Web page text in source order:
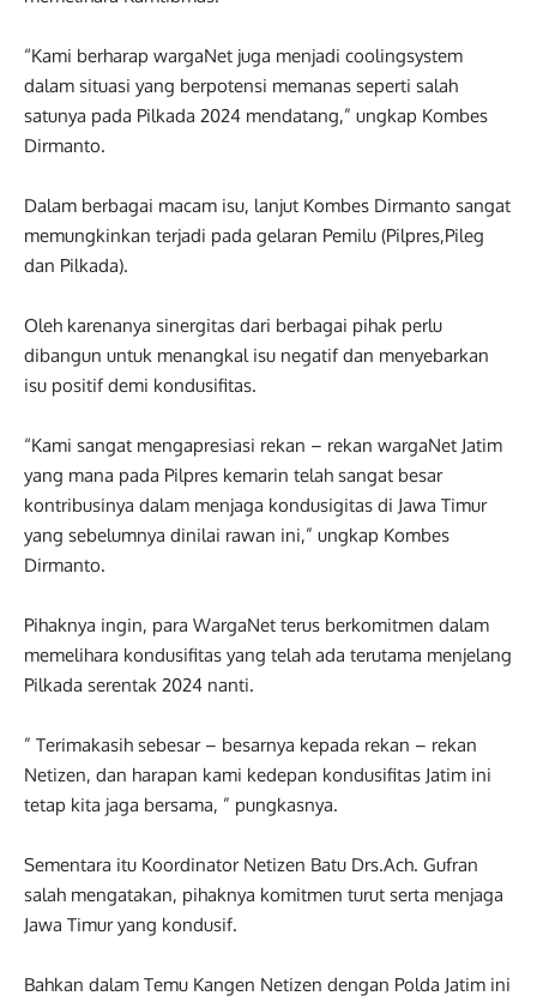
“Kami berharap wargaNet juga menjadi coolingsystem
dalam situasi yang berpotensi memanas seperti salah
satunya pada Pilkada 2024 mendatang,” ungkap Kombes
Dirmanto.
Dalam berbagai macam isu, lanjut Kombes Dirmanto sangat
memungkinkan terjadi pada gelaran Pemilu (Pilpres,Pileg
dan Pilkada).
Oleh karenanya sinergitas dari berbagai pihak perlu
dibangun untuk menangkal isu negatif dan menyebarkan
isu positif demi kondusifitas.
“Kami sangat mengapresiasi rekan – rekan wargaNet Jatim
yang mana pada Pilpres kemarin telah sangat besar
kontribusinya dalam menjaga kondusigitas di Jawa Timur
yang sebelumnya dinilai rawan ini,” ungkap Kombes
Dirmanto.
Pihaknya ingin, para WargaNet terus berkomitmen dalam
memelihara kondusifitas yang telah ada terutama menjelang
Pilkada serentak 2024 nanti.
” Terimakasih sebesar – besarnya kepada rekan – rekan
Netizen, dan harapan kami kedepan kondusifitas Jatim ini
tetap kita jaga bersama, ” pungkasnya.
Sementara itu Koordinator Netizen Batu Drs.Ach. Gufran
salah mengatakan, pihaknya komitmen turut serta menjaga
Jawa Timur yang kondusif.
Bahkan dalam Temu Kangen Netizen dengan Polda Jatim ini